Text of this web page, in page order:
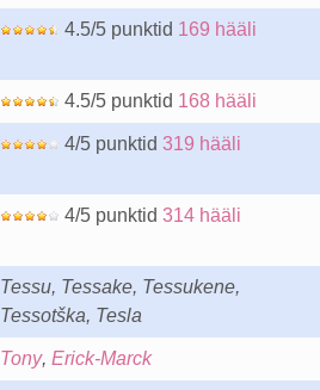
4.5/5 punktid 169 hääli
4.5/5 punktid 168 hääli
4/5 punktid 319 hääli
4/5 punktid 314 hääli
Tessu, Tessake, Tessukene,
Tessotška, Tesla
Tony, Erick-Marck